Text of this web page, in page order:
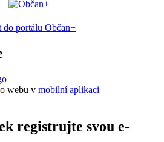
do portálu Občan+
webu v mobilní aplikaci –
registrujte svou e-